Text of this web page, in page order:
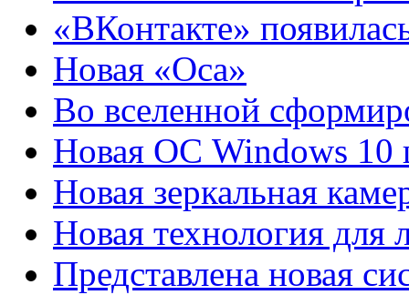
«ВКонтакте»
Новая «Оса»
Во вселенной
Новая ОС Windows 10
Новая зеркальная
Новая технология для
Представлена новая